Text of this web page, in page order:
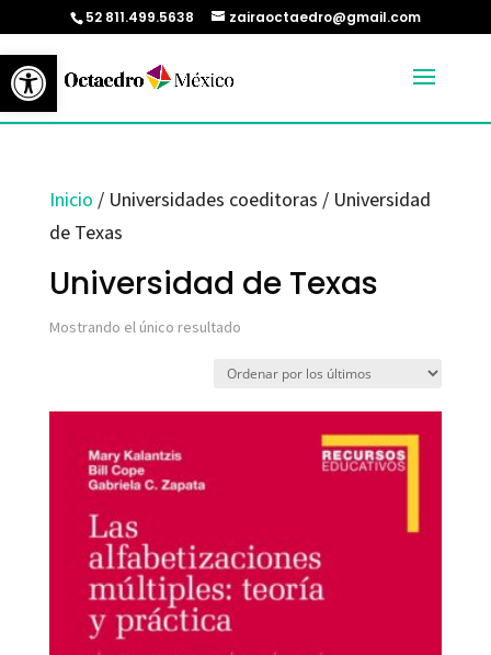
Abrir barra de herramientas
52 811.499.5638 zairaoctaedro@gmail.com
Inicio / Universidades coeditoras / Universidad
de Texas
Universidad de Texas
Mostrando el único resultado